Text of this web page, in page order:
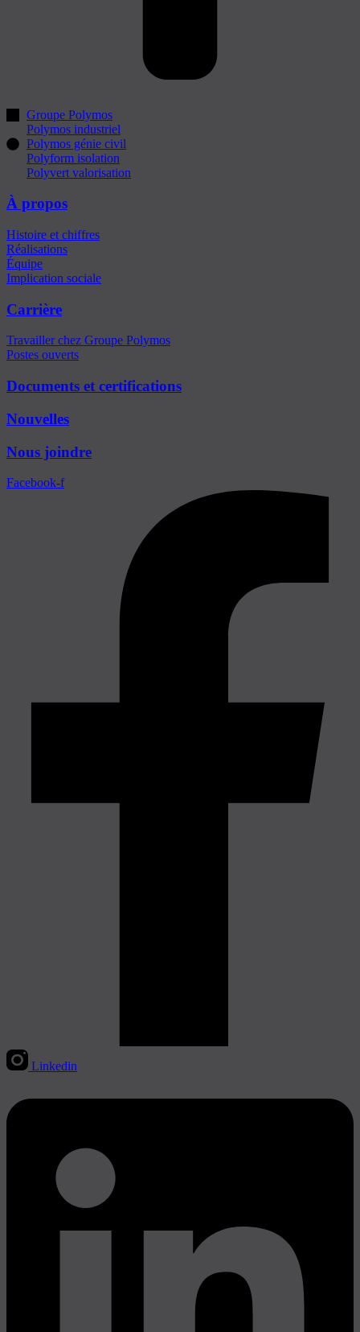
Groupe Polymos
Polymos industriel
Polymos génie civil
Polyform isolation
Polyvert valorisation
À propos
Histoire et chiffres
Réalisations
Équipe
Implication sociale
Carrière
Travailler chez Groupe Polymos
Postes ouverts
Documents et certifications
Nouvelles
Nous joindre
Facebook-f
Linkedin